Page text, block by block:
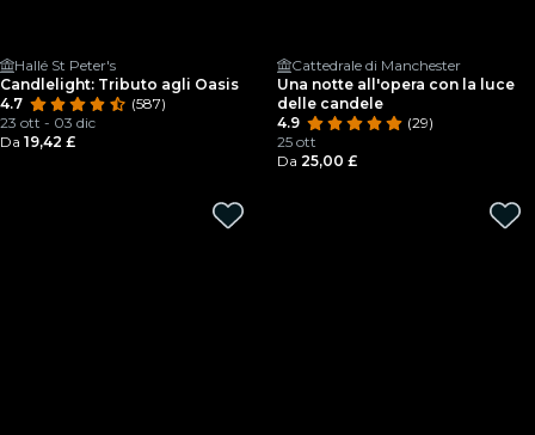
Hallé St Peter's
Candlelight: Tributo agli Oasis
4.7
(587)
23 ott - 03 dic
Da 19,42 £
Cattedrale di Manchester
Una notte all'opera con la luce
delle candele
4.9
(29)
25 ott
Da 25,00 £